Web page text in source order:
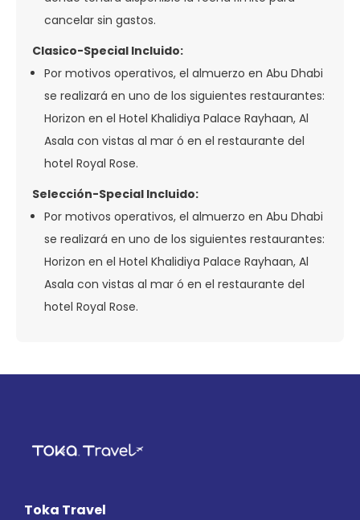
cancelar sin gastos.
Clasico-Special Incluido:
Por motivos operativos, el almuerzo en Abu Dhabi
se realizará en uno de los siguientes restaurantes:
Horizon en el Hotel Khalidiya Palace Rayhaan, Al
Asala con vistas al mar ó en el restaurante del
hotel Royal Rose.
Selección-Special Incluido:
Por motivos operativos, el almuerzo en Abu Dhabi
se realizará en uno de los siguientes restaurantes:
Horizon en el Hotel Khalidiya Palace Rayhaan, Al
Asala con vistas al mar ó en el restaurante del
hotel Royal Rose.
Toka Travel